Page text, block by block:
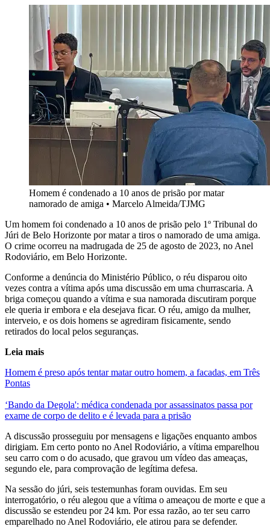
Homem é condenado a 10 anos de prisão por matar
namorado de amiga • Marcelo Almeida/TJMG
Um homem foi condenado a 10 anos de prisão pelo 1º Tribunal do
Júri de Belo Horizonte por matar a tiros o namorado de uma amiga.
O crime ocorreu na madrugada de 25 de agosto de 2023, no Anel
Rodoviário, em Belo Horizonte.
Conforme a denúncia do Ministério Público, o réu disparou oito
vezes contra a vítima após uma discussão em uma churrascaria. A
briga começou quando a vítima e sua namorada discutiram porque
ele queria ir embora e ela desejava ficar. O réu, amigo da mulher,
interveio, e os dois homens se agrediram fisicamente, sendo
retirados do local pelos seguranças.
Leia mais
Homem é preso após tentar matar outro homem, a facadas, em Três
Pontas
‘Bando da Degola': médica condenada por assassinatos passa por
exame de corpo de delito e é levada para a prisão
A discussão prosseguiu por mensagens e ligações enquanto ambos
dirigiam. Em certo ponto no Anel Rodoviário, a vítima emparelhou
seu carro com o do acusado, que gravou um vídeo das ameaças,
segundo ele, para comprovação de legítima defesa.
Na sessão do júri, seis testemunhas foram ouvidas. Em seu
interrogatório, o réu alegou que a vítima o ameaçou de morte e que a
discussão se estendeu por 24 km. Por essa razão, ao ter seu carro
emparelhado no Anel Rodoviário, ele atirou para se defender.